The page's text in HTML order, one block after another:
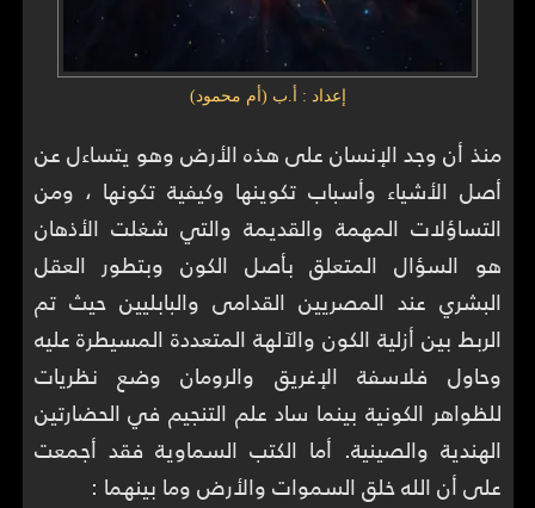
إعداد : أ.ب (أم محمود)
منذ أن وجد الإنسان على هذه الأرض وهو يتساءل عن
أصل الأشياء وأسباب تكوينها وكيفية تكونها ، ومن
التساؤلات المهمة والقديمة والتي شغلت الأذهان
هو السؤال المتعلق بأصل الكون وبتطور العقل
البشري عند المصريين القدامى والبابليين حيث تم
الربط بين أزلية الكون والآلهة المتعددة المسيطرة عليه
وحاول فلاسفة الإغريق والرومان وضع نظريات
للظواهر الكونية بينما ساد علم التنجيم في الحضارتين
الهندية والصينية. أما الكتب السماوية فقد أجمعت
على أن الله خلق السموات والأرض وما بينهما :